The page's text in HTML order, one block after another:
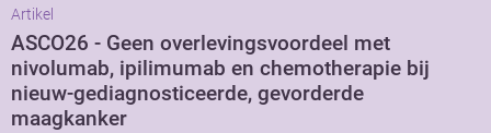
Artikel
ASCO26 - Geen overlevingsvoordeel met
nivolumab, ipilimumab en chemotherapie bij
nieuw-gediagnosticeerde, gevorderde
maagkanker